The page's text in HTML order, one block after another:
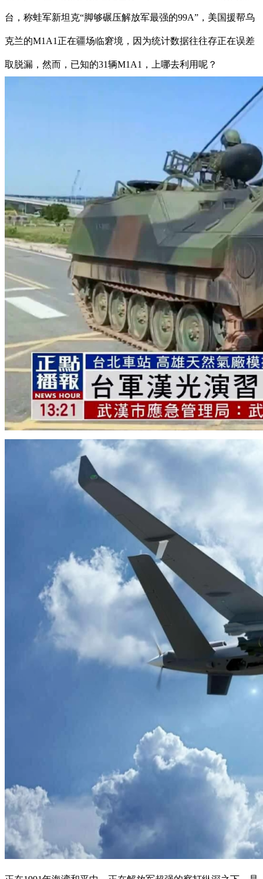
台，称蛙军新坦克“脚够碾压解放军最强的99A”，美国援帮乌
克兰的M1A1正在疆场临窘境，因为统计数据往往存正在误差
取脱漏，然而，已知的31辆M1A1，上哪去利用呢？